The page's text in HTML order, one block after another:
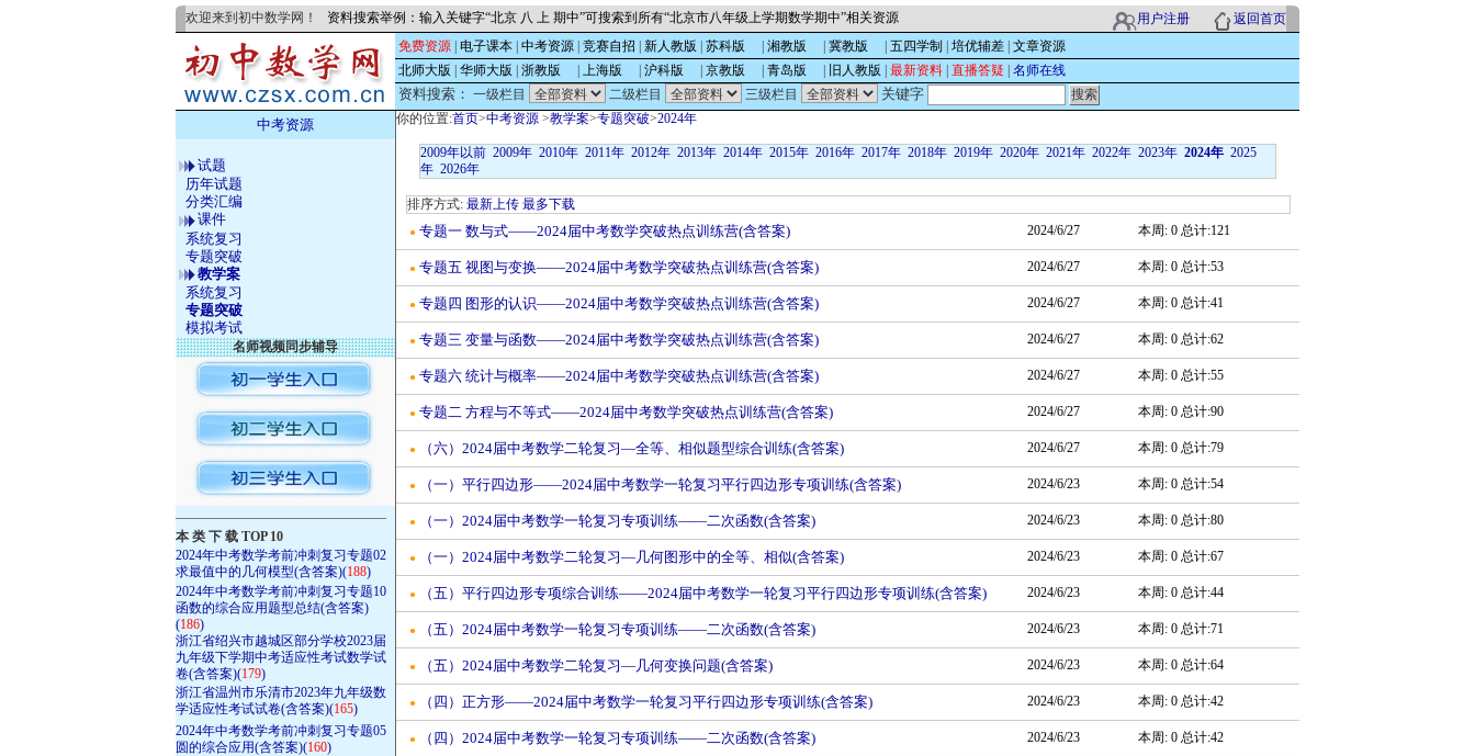
欢迎来到初中数学网！ 资料搜索举例：输入关键字“北京 八 上 期中”可搜索到所有“北京市八年级上学期数学期中”相关资源 用户注册
返回首页
免费资源 电子课本 中考资源 竞赛自招 新人教版 苏科版 湘教版 冀教版 五四学制 培优辅差 文章资源
北师大版
华师大版 浙教版 上海版 沪科版 京教版 青岛版 旧人教版 最新资料 直播答疑 名师在线
资料搜索： 一级栏目 二级栏目 三级栏目
关键字
中考资源
试题
历年试题
分类汇编
课件
系统复习
专题突破
教学案
系统复习
专题突破
模拟考试
名师视频同步辅导
————————————————
本 类 下 载 TOP 10
2024年中考数学考前冲刺复习专题02
求最值中的几何模型(含答案)(188)
2024年中考数学考前冲刺复习专题10
函数的综合应用题型总结(含答案)
(186)
浙江省绍兴市越城区部分学校2023届
九年级下学期中考适应性考试数学试
卷(含答案)(179)
浙江省温州市乐清市2023年九年级数
学适应性考试试卷(含答案)(165)
2024年中考数学考前冲刺复习专题05
圆的综合应用(含答案)(160)
你的位置:首页>中考资源 >教学案>专题突破>2024年
2009年以前 2009年 2010年 2011年 2012年 2013年 2014年 2015年 2016年 2017年 2018年 2019年 2020年 2021年 2022年 2023年 2024年 2025
年 2026年
排序方式: 最新上传 最多下载
● 专题一 数与式——2024届中考数学突破热点训练营(含答案) 2024/6/27 本周: 0 总计:121
● 专题五 视图与变换——2024届中考数学突破热点训练营(含答案) 2024/6/27 本周: 0 总计:53
● 专题四 图形的认识——2024届中考数学突破热点训练营(含答案) 2024/6/27 本周: 0 总计:41
● 专题三 变量与函数——2024届中考数学突破热点训练营(含答案) 2024/6/27 本周: 0 总计:62
● 专题六 统计与概率——2024届中考数学突破热点训练营(含答案) 2024/6/27 本周: 0 总计:55
● 专题二 方程与不等式——2024届中考数学突破热点训练营(含答案) 2024/6/27 本周: 0 总计:90
● （六）2024届中考数学二轮复习—全等、相似题型综合训练(含答案) 2024/6/27 本周: 0 总计:79
● （一）平行四边形——2024届中考数学一轮复习平行四边形专项训练(含答案) 2024/6/23 本周: 0 总计:54
● （一）2024届中考数学一轮复习专项训练——二次函数(含答案) 2024/6/23 本周: 0 总计:80
● （一）2024届中考数学二轮复习—几何图形中的全等、相似(含答案) 2024/6/23 本周: 0 总计:67
● （五）平行四边形专项综合训练——2024届中考数学一轮复习平行四边形专项训练(含答案) 2024/6/23 本周: 0 总计:44
● （五）2024届中考数学一轮复习专项训练——二次函数(含答案) 2024/6/23 本周: 0 总计:71
● （五）2024届中考数学二轮复习—几何变换问题(含答案) 2024/6/23 本周: 0 总计:64
● （四）正方形——2024届中考数学一轮复习平行四边形专项训练(含答案) 2024/6/23 本周: 0 总计:42
● （四）2024届中考数学一轮复习专项训练——二次函数(含答案) 2024/6/23 本周: 0 总计:42